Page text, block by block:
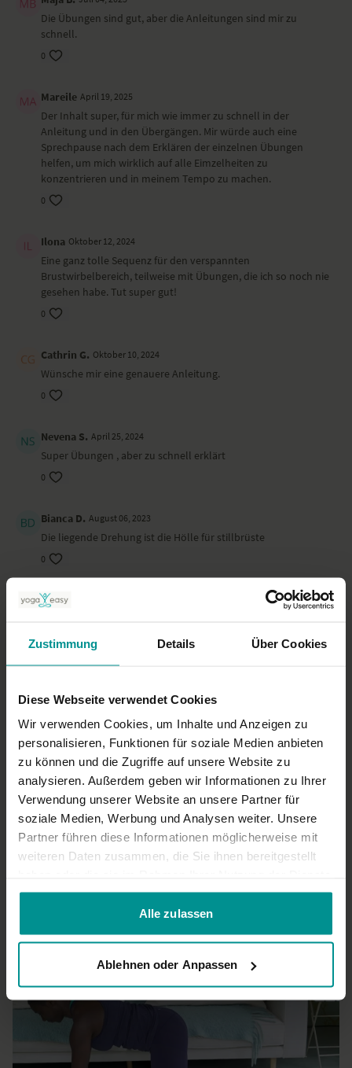
Zustimmung Details Über Cookies
Diese Webseite verwendet Cookies
Wir verwenden Cookies, um Inhalte und Anzeigen zu
personalisieren, Funktionen für soziale Medien anbieten
zu können und die Zugriffe auf unsere Website zu
analysieren. Außerdem geben wir Informationen zu Ihrer
Verwendung unserer Website an unsere Partner für
soziale Medien, Werbung und Analysen weiter. Unsere
Partner führen diese Informationen möglicherweise mit
weiteren Daten zusammen, die Sie ihnen bereitgestellt
gesammelt haben.
Alle zulassen
Ablehnen oder Anpassen
Bauchlage, Oberkörper und Beine heben/senken
Bauchlage, Bein angewinktelt, Arm greift Fuß
Seitenlage Drehung der Wirbelsäule
Seitenlage Oberkörper und Beine heben/senken
Wirkung und Vorteile der Yoga-Übungs-Sequenz
Herzöffende Wirkung, sodass du mehr Weite im Brustraum für deine
Atmung spürst
Besonders zu beachten bei diesem Yoga-Video
Wenn die Übungen in Bauchlage in der Stillzeit für dich unangenehm
das Becken und den Bauch, um unter der Brust mehr Raum zu haben.
Ort und Ausstattung
Das Yoga-Video haben wir im2nd Floor Fotostudio
gedreht. Juliana trägt ein Outfit von
Die Übungen sind gut, aber die Anleitungen sind mir zu
schnell.
0
Mareile April 19, 2025
Der Inhalt super, für mich wie immer zu schnell in der
Anleitung und in den Übergängen. Mir würde auch eine
Sprechpause nach dem Erklären der einzelnen Übungen
helfen, um mich wirklich auf alle Eimzelheiten zu
konzentrieren und in meinem Tempo zu machen.
0
Ilona Oktober 12, 2024
Eine ganz tolle Sequenz für den verspannten
Brustwirbelbereich, teilweise mit Übungen, die ich so noch nie
gesehen habe. Tut super gut!
0
Cathrin G. Oktober 10, 2024
Wünsche mir eine genauere Anleitung.
0
Nevena S. April 25, 2024
Super Übungen , aber zu schnell erklärt
0
Bianca D. August 06, 2023
Die liegende Drehung ist die Hölle für stillbrüste
0
Katja S.
0
Super Sequenz, tolle Anleitung: sehr genau und bewusst :-)
0
Elke W. November 11, 2022
Enspannte Sequenz. Teilweise hatte ich probleme den
Anweisungen zu folgen
0
Mehr laden